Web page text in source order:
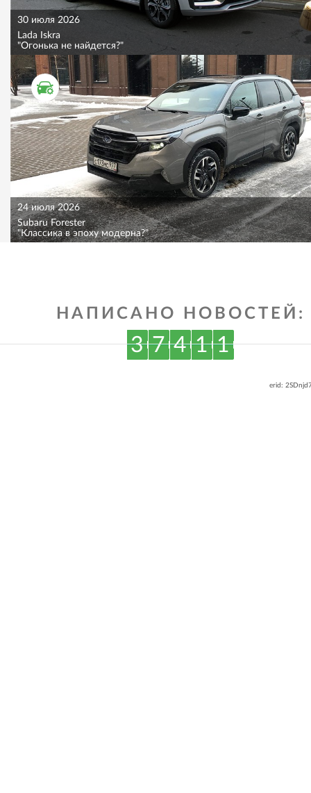
30 июля 2026
Lada Iskra
"Огонька не найдется?"
ТЕСТ ДРАЙВ
24 июля 2026
Subaru Forester
"Классика в эпоху модерна?"
НАПИСАНО НОВОСТЕЙ:
3 7 4 1 1
erid: